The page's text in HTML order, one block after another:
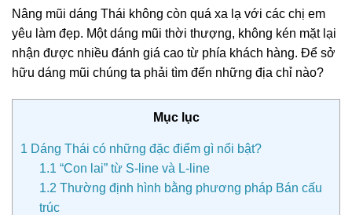
Nâng mũi dáng Thái không còn quá xa lạ với các chị em
yêu làm đẹp. Một dáng mũi thời thượng, không kén mặt lại
nhận được nhiều đánh giá cao từ phía khách hàng. Để sở
hữu dáng mũi chúng ta phải tìm đến những địa chỉ nào?
Mục lục
1 Dáng Thái có những đặc điểm gì nổi bật?
1.1 “Con lai” từ S-line và L-line
1.2 Thường định hình bằng phương pháp Bán cấu
trúc